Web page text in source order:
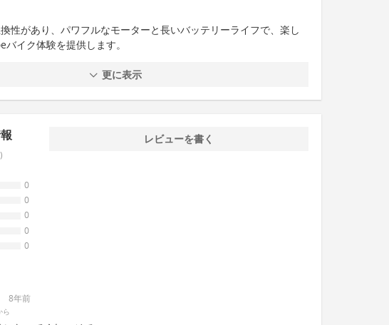
性があり、パワフルなモーターと長いバッテリーライフで、楽し
バイク体験を提供します。
更に表示
0
0
0
0
0
レビューを書く
8年前
ら